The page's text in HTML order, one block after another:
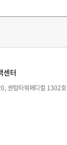
센터
센텀타워메디컬 1302호